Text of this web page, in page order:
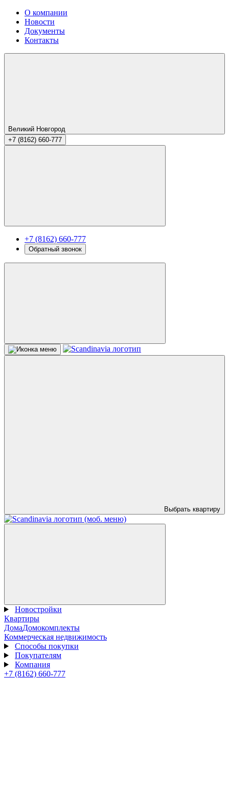
О компании
Новости
Документы
Контакты
Великий Новгород
+7 (8162) 660-777
+7 (8162) 660-777
Обратный звонок
Выбрать квартиру
Новостройки
Квартиры
ДомаДомокомплекты
Коммерческая недвижимость
Способы покупки
Покупателям
Компания
+7 (8162) 660-777